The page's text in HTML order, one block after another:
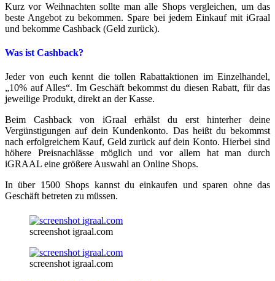
Kurz vor Weihnachten sollte man alle Shops vergleichen, um das
beste Angebot zu bekommen. Spare bei jedem Einkauf mit iGraal
und bekomme Cashback (Geld zurück).
Was ist Cashback?
Jeder von euch kennt die tollen Rabattaktionen im Einzelhandel,
„10% auf Alles“. Im Geschäft bekommst du diesen Rabatt, für das
jeweilige Produkt, direkt an der Kasse.
Beim Cashback von iGraal erhälst du erst hinterher deine
Vergünstigungen auf dein Kundenkonto. Das heißt du bekommst
nach erfolgreichem Kauf, Geld zurück auf dein Konto. Hierbei sind
höhere Preisnachlässe möglich und vor allem hat man durch
iGRAAL eine größere Auswahl an Online Shops.
In über 1500 Shops kannst du einkaufen und sparen ohne das
Geschäft betreten zu müssen.
screenshot igraal.com
screenshot igraal.com